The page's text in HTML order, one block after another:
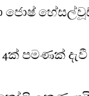
ජොෂ්
පමණක් දැවී